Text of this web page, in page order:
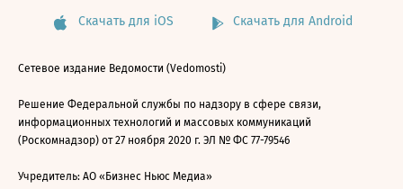
Скачать для iOS Скачать для Android
Сетевое издание Ведомости (Vedomosti)
Решение Федеральной службы по надзору в сфере связи,
информационных технологий и массовых коммуникаций
(Роскомнадзор) от 27 ноября 2020 г. ЭЛ № ФС 77-79546
Учредитель: АО «Бизнес Ньюс Медиа»